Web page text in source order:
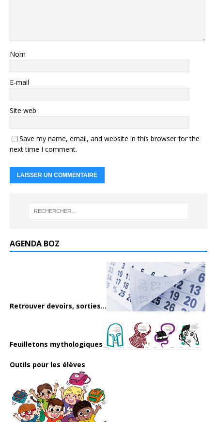
Nom
E-mail
Site web
Save my name, email, and website in this browser for the
next time I comment.
AGENDA BOZ
Retrouver devoirs, sorties...
Feuilletons mythologiques
Outils pour les élèves